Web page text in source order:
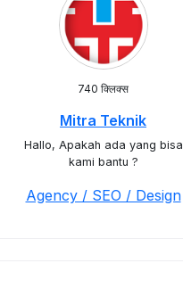
740 क्लिक्स
Mitra Teknik
Hallo, Apakah ada yang bisa
kami bantu ?
Agency / SEO / Design